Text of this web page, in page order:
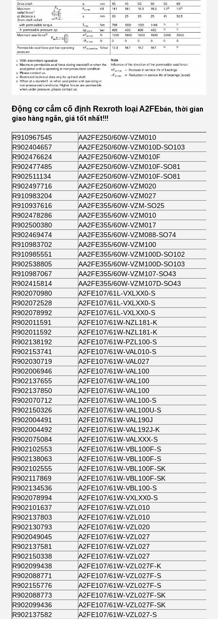
Động cơ cắm cố định Rexroth loại A2FEbán, thời gian
giao hàng ngắn, giá tốt nhất!!!
R910967545
AA2FE250/60W-VZM010
R902404657
AA2FE250/60W-VZM010D-SO103
R902476624
AA2FE250/60W-VZM010F
R902477485
AA2FE250/60W-VZM010F-SO81
R902511134
AA2FE250/60W-VZM010F-SO81
R902497716
AA2FE250/60W-VZM020
R910983204
AA2FE250/60W-VZM027
R910937616
AA2FE355/60W-VZM-SO25
R902478286
AA2FE355/60W-VZM010
R902500380
AA2FE355/60W-VZM017
R902469474
AA2FE355/60W-VZM088-SO74
R910983702
AA2FE355/60W-VZM100
R910985551
AA2FE355/60W-VZM100D-SO102
R902538805
AA2FE355/60W-VZM100D-SO103
R910987067
AA2FE355/60W-VZM107-SO43
R902415814
AA2FE355/60W-VZM107D-SO43
R902070980
A2FE107/61L-VXLXX0-S
R902072528
A2FE107/61L-VXLXX0-S
R902078992
A2FE107/61L-VXLXX0-S
R902011591
A2FE107/61W-NZL181-K
R902011592
A2FE107/61W-NZL181-K
R902138192
A2FE107/61W-PZL100-S
R902153741
A2FE107/61W-VAL010-S
R902030719
A2FE107/61W-VAL027
R902006946
A2FE107/61W-VAL100
R902137655
A2FE107/61W-VAL100
R902137850
A2FE107/61W-VAL100
R902070712
A2FE107/61W-VAL100-S
R902150326
A2FE107/61W-VAL100U-S
R902004491
A2FE107/61W-VAL190J
R902004492
A2FE107/61W-VAL192J-K
R902075084
A2FE107/61W-VALXXX-S
R902102553
A2FE107/61W-VBL100F-S
R902138063
A2FE107/61W-VBL100F-S
R902102555
A2FE107/61W-VBL100F-SK
R902117869
A2FE107/61W-VBL100F-SK
R902134536
A2FE107/61W-VBL100-S
R902078994
A2FE107/61W-VXLXX0-S
R902101637
A2FE107/61W-VZL010
R902137803
A2FE107/61W-VZL010
R902130793
A2FE107/61W-VZL020
R902049045
A2FE107/61W-VZL027
R902137581
A2FE107/61W-VZL027
R902150338
A2FE107/61W-VZL027
R902099438
A2FE107/61W-VZL027F-K
R902088771
A2FE107/61W-VZL027F-S
R902155776
A2FE107/61W-VZL027F-S
R902088773
A2FE107/61W-VZL027F-SK
R902099436
A2FE107/61W-VZL027F-SK
R902137582
A2FE107/61W-VZL027-S